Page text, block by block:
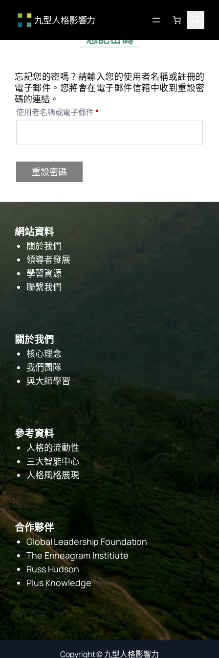
主
九型人格影響力
搜
尋
忘記密碼
忘記您的密嗎？請輸入您的使用者名稱或註冊的
電子郵件。您將會在電子郵件信箱中收到重設密
碼的連結。
使用者名稱或電子郵件*必
填
重設密碼
網站資料
關於我們
領導者發展
學習資源
聯繫我們
關於我們
核心理念
我們團隊
與大師學習
參考資料
人格的流動性
三大智能中心
人格風格展現
合作夥伴
Global Leadership Foundation
The Enneagram Institiute
Russ Hudson
Plus Knowledge
Facebook
Copyright ©九型人格影響力